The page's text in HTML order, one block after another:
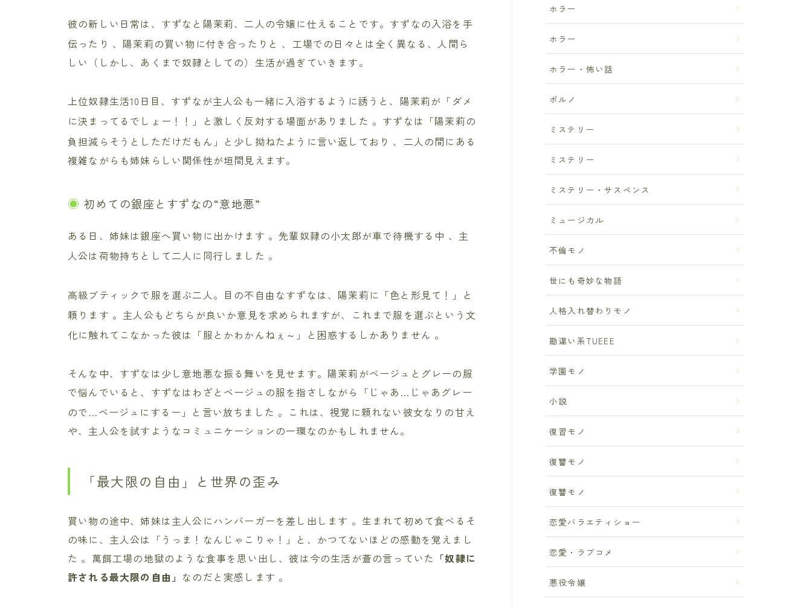
彼の新しい日常は、すずなと陽茉莉、二人の令嬢に仕えることです。すずなの入浴を手
伝ったり 、陽茉莉の買い物に付き合ったりと 、工場での日々とは全く異なる、人間ら
しい（しかし、あくまで奴隷としての）生活が過ぎていきます。
上位奴隷生活10日目、すずなが主人公も一緒に入浴するように誘うと、陽茉莉が「ダメ
に決まってるでしょー！！」と激しく反対する場面がありました 。すずなは「陽茉莉の
負担減らそうとしただけだもん」と少し拗ねたように言い返しており 、二人の間にある
複雑ながらも姉妹らしい関係性が垣間見えます。
初めての銀座とすずなの“意地悪”
ある日、姉妹は銀座へ買い物に出かけます 。先輩奴隷の小太郎が車で待機する中 、主
人公は荷物持ちとして二人に同行しました 。
高級ブティックで服を選ぶ二人。目の不自由なすずなは、陽茉莉に「色と形見て！」と
頼ります 。主人公もどちらが良いか意見を求められますが、これまで服を選ぶという文
化に触れてこなかった彼は「服とかわかんねぇ～」と困惑するしかありません 。
そんな中、すずなは少し意地悪な振る舞いを見せます。陽茉莉がベージュとグレーの服
で悩んでいると、すずなはわざとベージュの服を指さしながら「じゃあ…じゃあグレー
ので…ベージュにするー」と言い放ちました 。これは、視覚に頼れない彼女なりの甘え
や、主人公を試すようなコミュニケーションの一環なのかもしれません。
「最大限の自由」と世界の歪み
買い物の途中、姉妹は主人公にハンバーガーを差し出します 。生まれて初めて食べるそ
の味に、主人公は「うっま！なんじゃこりゃ！」と、かつてないほどの感動を覚えまし
た 。萬餌工場の地獄のような食事を思い出し、彼は今の生活が蒼の言っていた 「奴隷に
許される最大限の自由」 なのだと実感します 。
ホラー
ホラー
ホラー・怖い話
ポルノ
ミステリー
ミステリー
ミステリー・サスペンス
ミュージカル
不倫モノ
世にも奇妙な物語
人格入れ替わりモノ
勘違い系TUEEE
学園モノ
小説
復習モノ
復讐モノ
復讐モノ
恋愛バラエティショー
恋愛・ラブコメ
悪役令嬢